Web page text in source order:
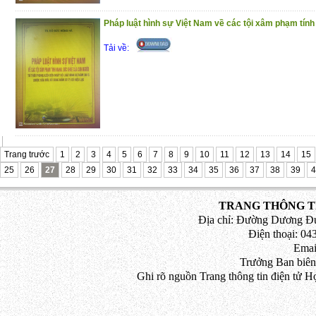
Trân trọng giới thiệu đến bạn đọc!
(4/11/2020) Pháp luật hình sự Việt Nam về các tội xâm phạm
Tải về:
Trang trước 1 2 3 4 5 6 7 8 9 10 11 12 13 14
15
25
26 27 28 29 30 31 32 33 34 35 36 37 38 39
TRANG THÔNG
Địa chỉ: Đường Dương
Điện thoại:
Trưởng Ban
Ghi rõ nguồn Trang thông tin điện tử